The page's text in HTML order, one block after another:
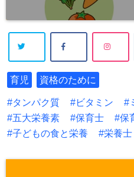
育児 資格のために
タンパク質 ビタミン
五大栄養素
保育士 保
子どもの食と栄養
栄養士